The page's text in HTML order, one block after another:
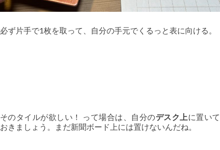
必ず片手で1枚を取って、自分の手元でくるっと表に向ける。
そのタイルが欲しい！ って場合は、自分のデスク上に置いて
おきましょう。まだ新聞ボード上には置けないんだね。